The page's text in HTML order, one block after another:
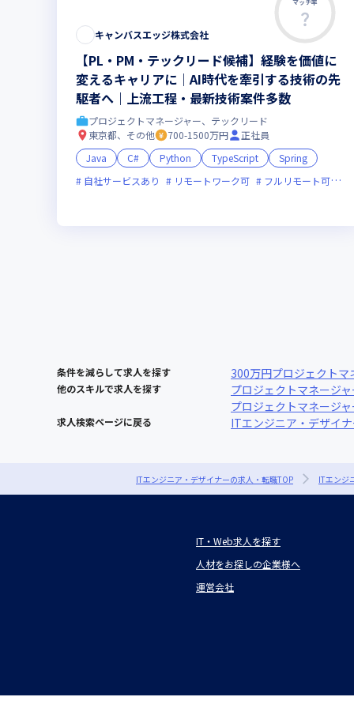
マッチ率
キャンバスエッジ株式会社
【PL・PM・テックリード候補】経験を価値に
変えるキャリアに｜AI時代を牽引する技術の先
駆者へ｜上流工程・最新技術案件多数
プロジェクトマネージャー、テックリード
東京都、その他
700-1500万円
正社員
Java
C# Python TypeScript
Spring
自社サービスあり
リモートワーク可 フルリモート可
条件を減らして求人を探す 300万円プロジェクトマ
他のスキルで求人を探す
プロジェクトマネージ
プロジェクトマネージ
求人検索ページに戻る ITエンジニア・デザイ
ITエンジニア・デザイナーの求人・転職TOP ITエンジ
IT・Web求人を探す
人材をお探しの企業様へ
運営会社